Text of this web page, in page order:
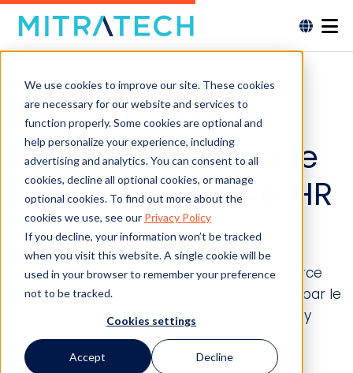
We use cookies to improve our site. These cookies
are necessary for our website and services to
function properly. Some cookies are optional and
help personalize your experience, including
advertising and analytics. You can consent to all
cookies, decline all optional cookies, or manage
optional cookies. To find out more about the
cookies we use, see our Privacy Policy
If you decline, your information won’t be tracked
when you visit this website. A single cookie will be
used in your browser to remember your preference
not to be tracked.
Cookies settings
Accept Decline
Le Tracker I-9 de
Mitratech remporte
le prestigieux prix HR
Tech 2022
Tracker I-9 a été nommé "Core HR/Workforce
Best Innovative or Emerging Tech Solution" par le
programme Lighthouse Research & Advisory
2022 HR Tech Awards.